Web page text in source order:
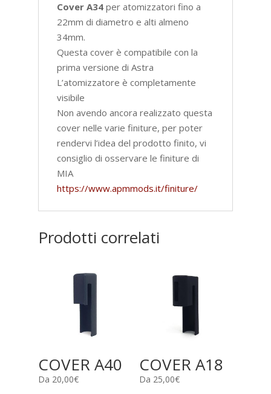
Cover A34per atomizzatori fino a
22mm di diametro e alti almeno
34mm.
Questa cover è compatibile con la
prima versione di Astra
L’atomizzatore è completamente
visibile
Non avendo ancora realizzato questa
cover nelle varie finiture, per poter
rendervi l’idea del prodotto finito, vi
consiglio di osservare le finiture di
MIA
https://www.apmmods.it/finiture/
Prodotti correlati
COVER A40
Da 20,00€
COVER A18
Da 25,00€